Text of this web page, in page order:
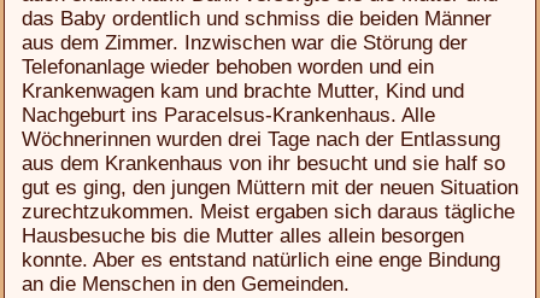
das Baby ordentlich und schmiss die beiden Männer
aus dem Zimmer. Inzwischen war die Störung der
Telefonanlage wieder behoben worden und ein
Krankenwagen kam und brachte Mutter, Kind und
Nachgeburt ins Paracelsus-Krankenhaus. Alle
Wöchnerinnen wurden drei Tage nach der Entlassung
aus dem Krankenhaus von ihr besucht und sie half so
gut es ging, den jungen Müttern mit der neuen Situation
zurechtzukommen. Meist ergaben sich daraus tägliche
Hausbesuche bis die Mutter alles allein besorgen
konnte. Aber es entstand natürlich eine enge Bindung
an die Menschen in den Gemeinden.